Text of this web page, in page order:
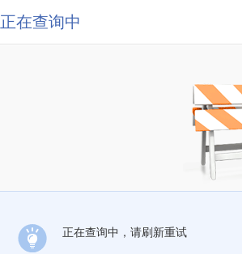
正在查询中
正在查询中，请刷新重试